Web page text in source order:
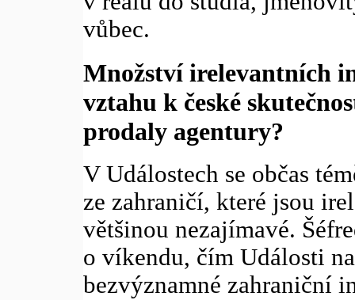
vůbec.
Množství irelevantních
vztahu k české
prodaly agentury?
V Událostech se občas
ze zahraničí, které jsou
většinou nezajímavé.
o víkendu, čím Události
bezvýznamné zahraniční